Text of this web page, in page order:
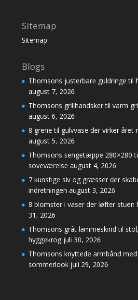
Sitemap
Sitemap
Blogs
Thomsons justerbare guldringe til
august 7, 2026
Thomsons grillhandsker til varm
august 6, 2026
8 grene til gulvvase der virker året
august 5, 2026
Thomsons sengetæppe 280×280
soveværelse august 4, 2026
7 kunstige siv og græsser der
indretningen august 3, 2026
8 blomster i vaser der løfter stuen
31, 2026
Thomsons gråt lammeskind til
hyggekrog juli 30, 2026
Thomsons knyttede armbånd
sommerlook juli 29, 2026